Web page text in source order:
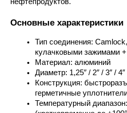
Основные характеристики
Тип соединения:
кулачковыми зажимами +
Материал: алюминий
Диаметр: 1,25″ / 2″ / 3″ / 4″
Конструкция:
герметичные
Температурный